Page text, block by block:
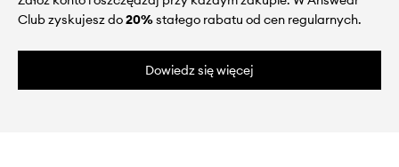
Club zyskujesz do20%stałego rabatu od cen regularnych.
Dowiedz się więcej